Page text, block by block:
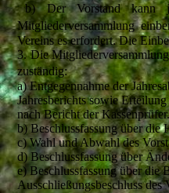
b) Der Vorstand kann
Mitgliederversammlung
Vereins es erfordert. Die
3. Die
zuständig:
a) Entgegennahme der
Jahresberichts sowie
nach Bericht der
b) Beschlussfassung über die
c) Wahl und Abwahl des
d) Beschlussfassung über
e) Beschlussfassung über die
Ausschließungsbeschluss des